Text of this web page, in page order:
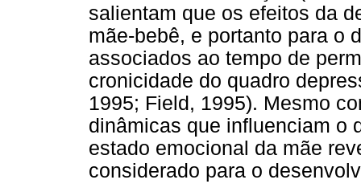
salientam que os efeitos da
mãe-bebê, e portanto para o
associados ao tempo de
cronicidade do quadro
1995; Field, 1995). Mesmo
dinâmicas que influenciam o
estado emocional da mãe
considerado para o